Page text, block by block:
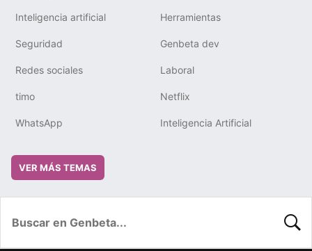
Inteligencia artificial Herramientas
Seguridad Genbeta dev
Redes sociales Laboral
timo Netflix
WhatsApp Inteligencia Artificial
VER MÁS TEMAS